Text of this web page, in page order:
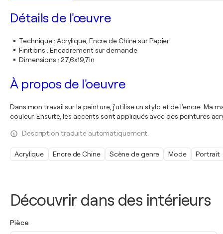
Découvrir dans des intérieurs
Pièce
Détails de l'œuvre
Technique: Acrylique, Encre de Chine sur Papier
Finitions : Encadrement sur demande
Dimensions : 27,6x19,7in
À propos de l'oeuvre
Dans mon travail sur la peinture, j'utilise un stylo et de l'encre. Ma
couleur. Ensuite, les accents sont appliqués avec des peintures
Description traduite automatiquement.
Acrylique Encre de Chine Scène de genre Mode Portrait